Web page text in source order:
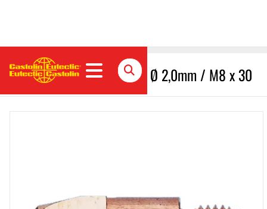
Kontaktdüse / M8 x 30 Cu Ø 2,0mm / M8 x 30